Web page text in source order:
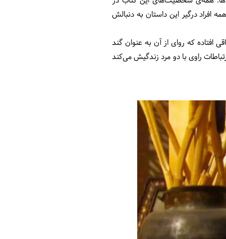
درگیر این داستان به دنبالش
که روای از آن به عنوان گند
راوی با دو مرد زندگیش می‌کند